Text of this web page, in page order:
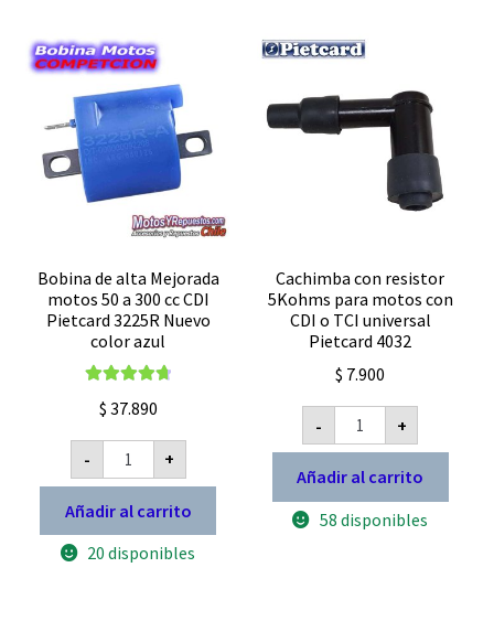
Bobina de alta Mejorada
motos 50 a 300 cc CDI
Pietcard 3225R Nuevo
color azul
4.78
$ 37.890
-
Bobina
alta
Mejorada
motos
50
a
+
Añadir al carrito
20 disponibles
Cachimba con resistor
5Kohms para motos con
CDI o TCI universal
Pietcard 4032
$ 7.900
-
Cachimba
con
resistor
5Kohms
para
motos
con
+
Añadir al carrito
58 disponibles